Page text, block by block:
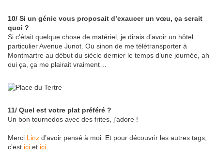
10/ Si un génie vous proposait d’exaucer un vœu, ça serait
quoi ?
Si c’était quelque chose de matériel, je dirais d’avoir un hôtel
particulier Avenue Junot. Ou sinon de me télétransporter à
Montmartre au début du siècle dernier le temps d’une journée, ah
oui ça, ça me plairait vraiment…
11/ Quel est votre plat préféré ?
Un bon tournedos avec des frites, j’adore !
Merci Linz d’avoir pensé à moi. Et pour découvrir les autres tags,
c’est ici et ici